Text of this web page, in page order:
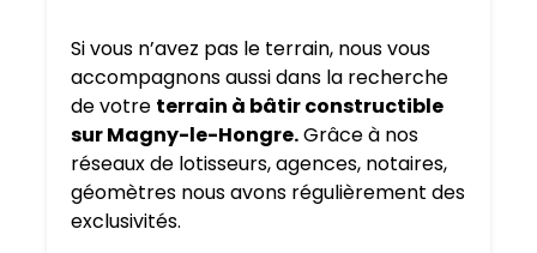
Si vous n’avez pas le terrain, nous vous
accompagnons aussi dans la recherche
de votre terrain à bâtir constructible
sur Magny-le-Hongre.Grâce à nos
réseaux de lotisseurs, agences, notaires,
géomètres nous avons régulièrement des
exclusivités.